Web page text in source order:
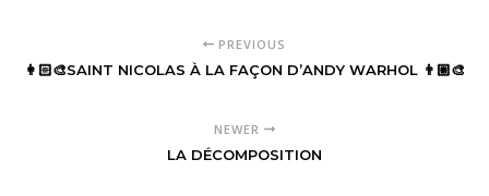
PREVIOUS
👩🏻‍🎨SAINT NICOLAS À LA FAÇON D’ANDY WARHOL 👨🏼‍🎨
NEWER
LA DÉCOMPOSITION